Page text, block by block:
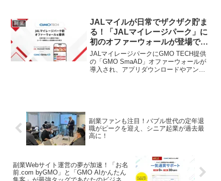
match」は、まさに「推し活」を応援す
る注目のサービスです。
副 業
JALマイルが日常でザクザク貯ま
る！「JALマイレージパーク」に
初のオファーウォールが登場で副
業ファン歓喜！
JALマイレージパークにGMO TECH提供
の「GMO SmaAD」オファーウォールが
導入され、アプリダウンロードやアンケ
副業ファンも注目！バブル世代の定年退
職がピークを迎え、シニア起業が過去最
高に！
副業Webサイト運営の夢が加速！「お名
前.com byGMO」と「GMO AIかんたん